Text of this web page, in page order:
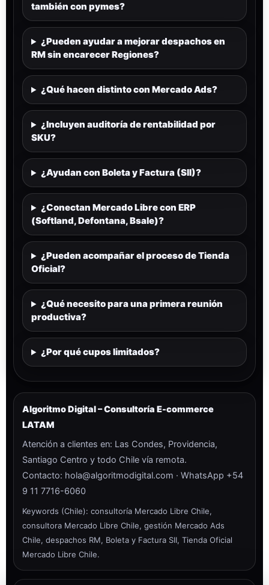
también con pymes?
¿Pueden ayudar a mejorar despachos en
RM sin encarecer Regiones?
¿Qué hacen distinto con Mercado Ads?
¿Incluyen auditoría de rentabilidad por
SKU?
¿Ayudan con Boleta y Factura (SII)?
¿Conectan Mercado Libre con ERP
(Softland, Defontana, Bsale)?
¿Pueden acompañar el proceso de Tienda
Oficial?
¿Qué necesito para una primera reunión
productiva?
¿Por qué cupos limitados?
Algoritmo Digital – Consultoría E-commerce
LATAM
Atención a clientes en: Las Condes, Providencia,
Santiago Centro y todo Chile vía remota.
Contacto: hola@algoritmodigital.com · WhatsApp +54
9 11 7716-6060
Keywords (Chile): consultoría Mercado Libre Chile,
consultora Mercado Libre Chile, gestión Mercado Ads
Chile, despachos RM, Boleta y Factura SII, Tienda Oficial
Mercado Libre Chile.